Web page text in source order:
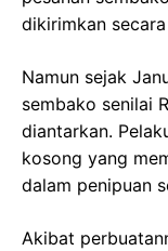
dikirimkan
Namun sejak
sembako senilai
diantarkan.
kosong yang
dalam penipuan
Akibat